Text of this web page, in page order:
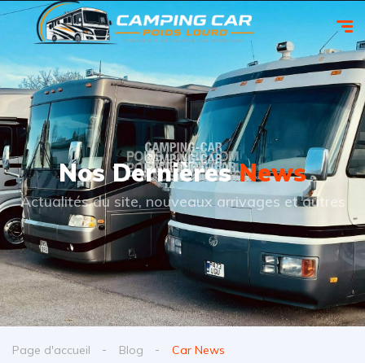
Nos DernièresNews
Actualités du site, nouveaux arrivages et autres
Page d'accueil Blog Car News